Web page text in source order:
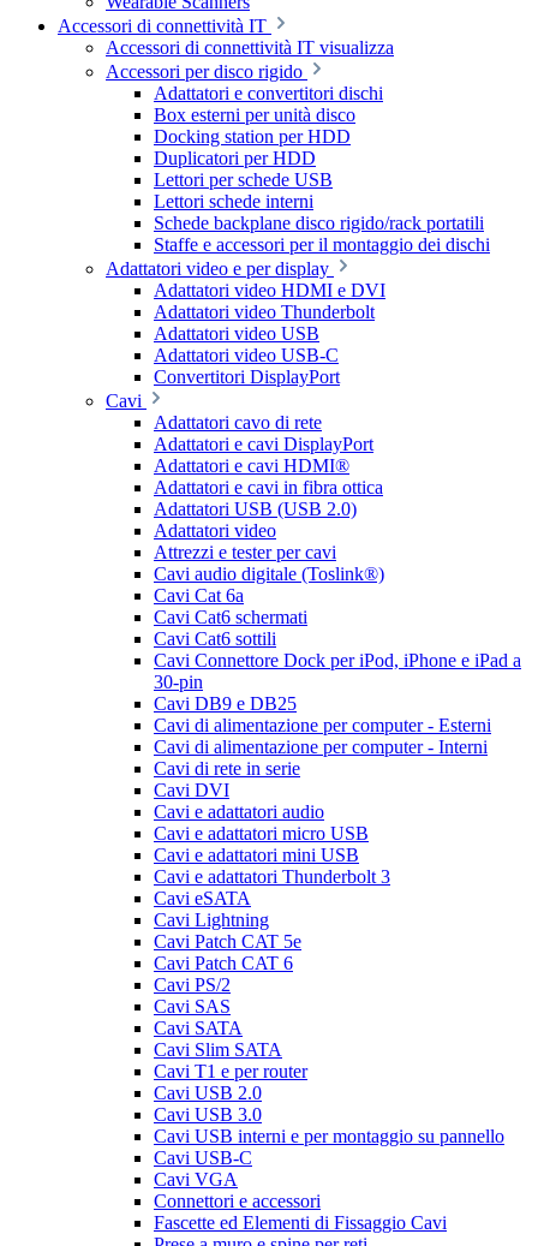
Accessori di connettività IT
Accessori di connettività IT visualizza
Accessori per disco rigido
Adattatori e convertitori dischi
Box esterni per unità disco
Docking station per HDD
Duplicatori per HDD
Lettori per schede USB
Lettori schede interni
Schede backplane disco rigido/rack portatili
Staffe e accessori per il montaggio dei dischi
Adattatori video e per display
Adattatori video HDMI e DVI
Adattatori video Thunderbolt
Adattatori video USB
Adattatori video USB-C
Convertitori DisplayPort
Cavi
Adattatori cavo di rete
Adattatori e cavi DisplayPort
Adattatori e cavi HDMI®
Adattatori e cavi in fibra ottica
Adattatori USB (USB 2.0)
Adattatori video
Attrezzi e tester per cavi
Cavi audio digitale (Toslink®)
Cavi Cat 6a
Cavi Cat6 schermati
Cavi Cat6 sottili
Cavi Connettore Dock per iPod, iPhone e iPad a
30-pin
Cavi DB9 e DB25
Cavi di alimentazione per computer - Esterni
Cavi di alimentazione per computer - Interni
Cavi di rete in serie
Cavi DVI
Cavi e adattatori audio
Cavi e adattatori micro USB
Cavi e adattatori mini USB
Cavi e adattatori Thunderbolt 3
Cavi eSATA
Cavi Lightning
Cavi Patch CAT 5e
Cavi Patch CAT 6
Cavi PS/2
Cavi SAS
Cavi SATA
Cavi Slim SATA
Cavi T1 e per router
Cavi USB 2.0
Cavi USB 3.0
Cavi USB interni e per montaggio su pannello
Cavi USB-C
Cavi VGA
Connettori e accessori
Fascette ed Elementi di Fissaggio Cavi